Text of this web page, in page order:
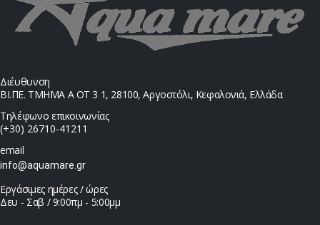
Διέυθυνση
ΒΙ.ΠΕ. ΤΜΗΜΑ Α ΟΤ 3 1, 28100, Αργοστόλι, Κεφαλονιά, Ελλάδα
Τηλέφωνο επικοινωνίας
(+30) 26710-41211
email
info@aquamare.gr
Εργάσιμες ημέρες / ώρες
Δευ - Σαβ / 9:00πμ - 5:00μμ